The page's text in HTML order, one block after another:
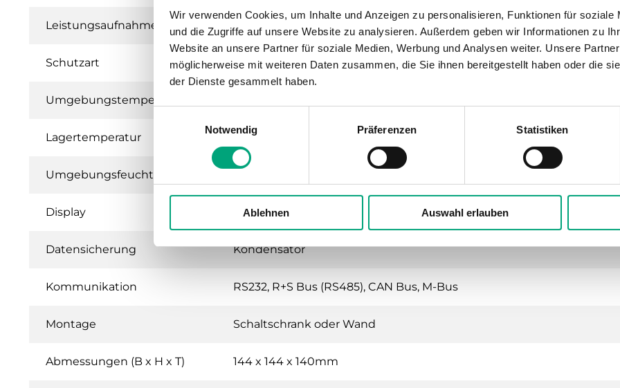
Wir verwenden Cookies, um Inhalte und Anzeigen zu personalisieren, Funktionen für soziale
und die Zugriffe auf unsere Website zu analysieren. Außerdem geben wir Informationen zu
Website an unsere Partner für soziale Medien, Werbung und Analysen weiter. Unsere
möglicherweise mit weiteren Daten zusammen, die Sie ihnen bereitgestellt haben oder die
der Dienste gesammelt haben.
Notwendig
Präferenzen Statistiken
Ablehnen Auswahl erlauben
Leistungsaufnahme 5 VA (ohne Last)
Schutzart IP20
Umgebungstemperatur
Lagertemperatur -20...+65°C
Umgebungsfeuchte
Display Hintergrundbeleuchtetes LCD, 4 Zeilen mit 20 Zeichen
Datensicherung Kondensator
Kommunikation RS232, R+S Bus (RS485), CAN Bus, M-Bus
Montage Schaltschrank oder Wand
Abmessungen (B x H x T) 144 x 144 x 140mm